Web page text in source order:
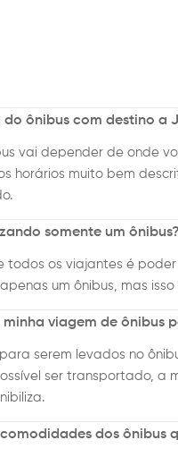
ônibus com destino a
vai depender de onde
horários muito bem
somente um ônibus?
todos os viajantes é
um ônibus, mas
viagem de ônibus
serem levados no
ser transportado, a
dos ônibus